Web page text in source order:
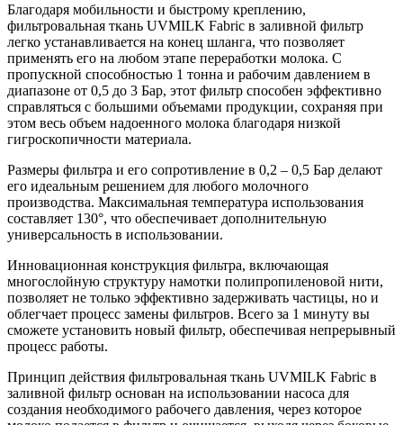
Благодаря мобильности и быстрому креплению,
фильтровальная ткань UVMILK Fabric в заливной фильтр
легко устанавливается на конец шланга, что позволяет
применять его на любом этапе переработки молока. С
пропускной способностью 1 тонна и рабочим давлением в
диапазоне от 0,5 до 3 Бар, этот фильтр способен эффективно
справляться с большими объемами продукции, сохраняя при
этом весь объем надоенного молока благодаря низкой
гигроскопичности материала.
Размеры фильтра и его сопротивление в 0,2 – 0,5 Бар делают
его идеальным решением для любого молочного
производства. Максимальная температура использования
составляет 130°, что обеспечивает дополнительную
универсальность в использовании.
Инновационная конструкция фильтра, включающая
многослойную структуру намотки полипропиленовой нити,
позволяет не только эффективно задерживать частицы, но и
облегчает процесс замены фильтров. Всего за 1 минуту вы
сможете установить новый фильтр, обеспечивая непрерывный
процесс работы.
Принцип действия фильтровальная ткань UVMILK Fabric в
заливной фильтр основан на использовании насоса для
создания необходимого рабочего давления, через которое